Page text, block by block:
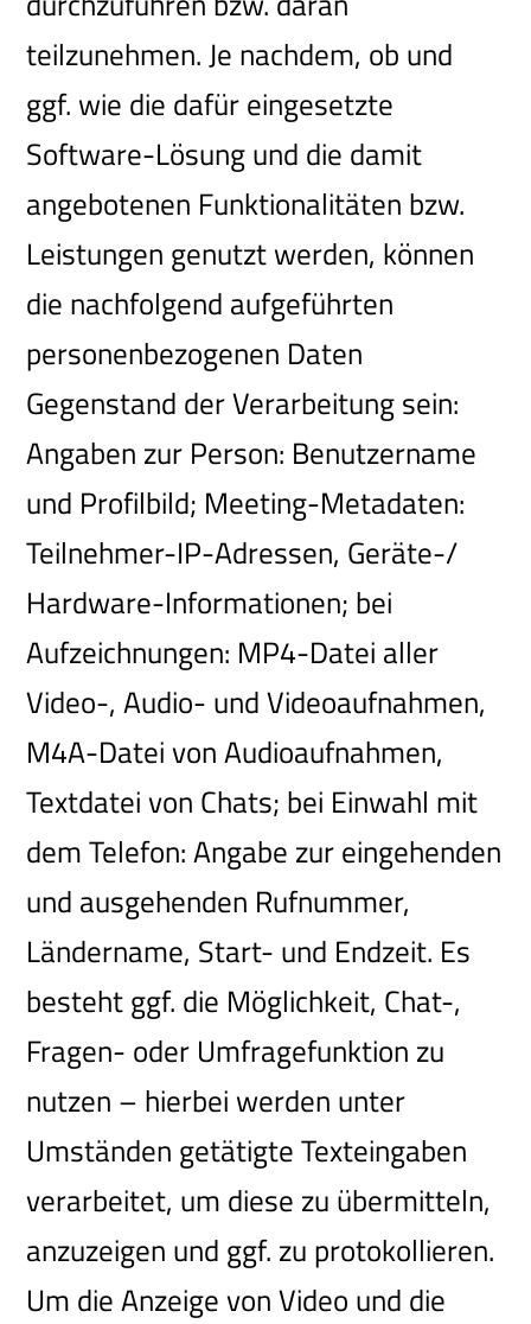
teilzunehmen. Je nachdem, ob und
ggf. wie die dafür eingesetzte
Software-Lösung und die damit
angebotenen Funktionalitäten bzw.
Leistungen genutzt werden, können
die nachfolgend aufgeführten
personenbezogenen Daten
Gegenstand der Verarbeitung sein:
Angaben zur Person: Benutzername
und Profilbild; Meeting-Metadaten:
Teilnehmer-IP-Adressen, Geräte-/
Hardware-Informationen; bei
Aufzeichnungen: MP4-Datei aller
Video-, Audio- und Videoaufnahmen,
M4A-Datei von Audioaufnahmen,
Textdatei von Chats; bei Einwahl mit
dem Telefon: Angabe zur eingehenden
und ausgehenden Rufnummer,
Ländername, Start- und Endzeit. Es
besteht ggf. die Möglichkeit, Chat-,
Fragen- oder Umfragefunktion zu
nutzen – hierbei werden unter
Umständen getätigte Texteingaben
verarbeitet, um diese zu übermitteln,
anzuzeigen und ggf. zu protokollieren.
Um die Anzeige von Video und die